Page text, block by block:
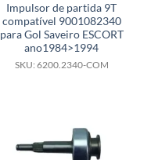
Impulsor de partida 9T
compatível 9001082340
para Gol Saveiro ESCORT
ano1984>1994
SKU: 6200.2340-COM